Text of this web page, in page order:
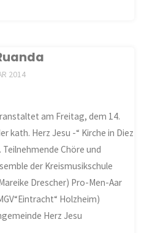
2014
am Freitag, dem 14.
kath. Herz Jesu -“ Kirche in Diez
Chöre und
der Kreismusikschule
Drescher) Pro-Men-Aar
Holzheim)
Herz Jesu